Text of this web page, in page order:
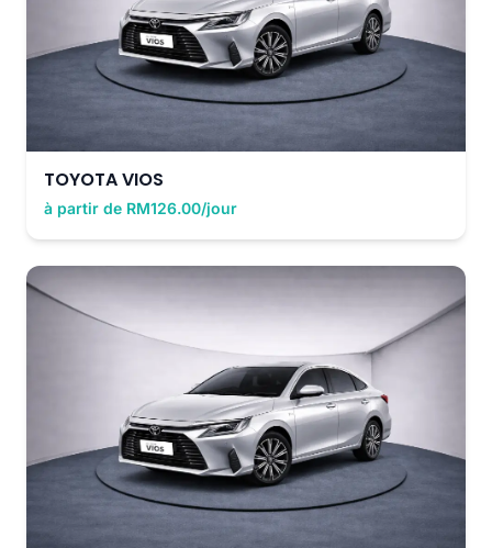
TOYOTA VIOS
à partir de RM126.00/jour